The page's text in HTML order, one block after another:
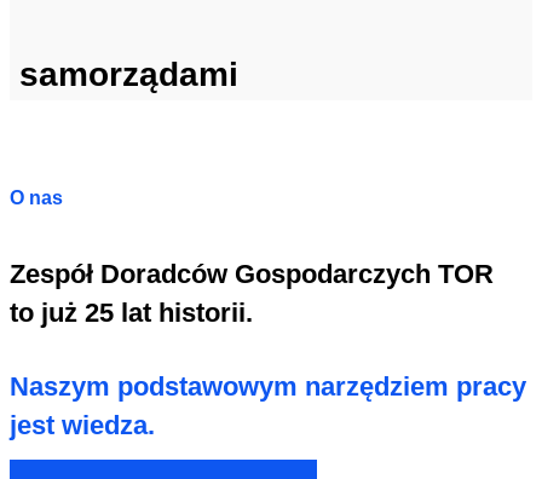
samorządami
O nas
Zespół Doradców Gospodarczych TOR
to już 25 lat historii.
Naszym podstawowym narzędziem pracy
jest wiedza.